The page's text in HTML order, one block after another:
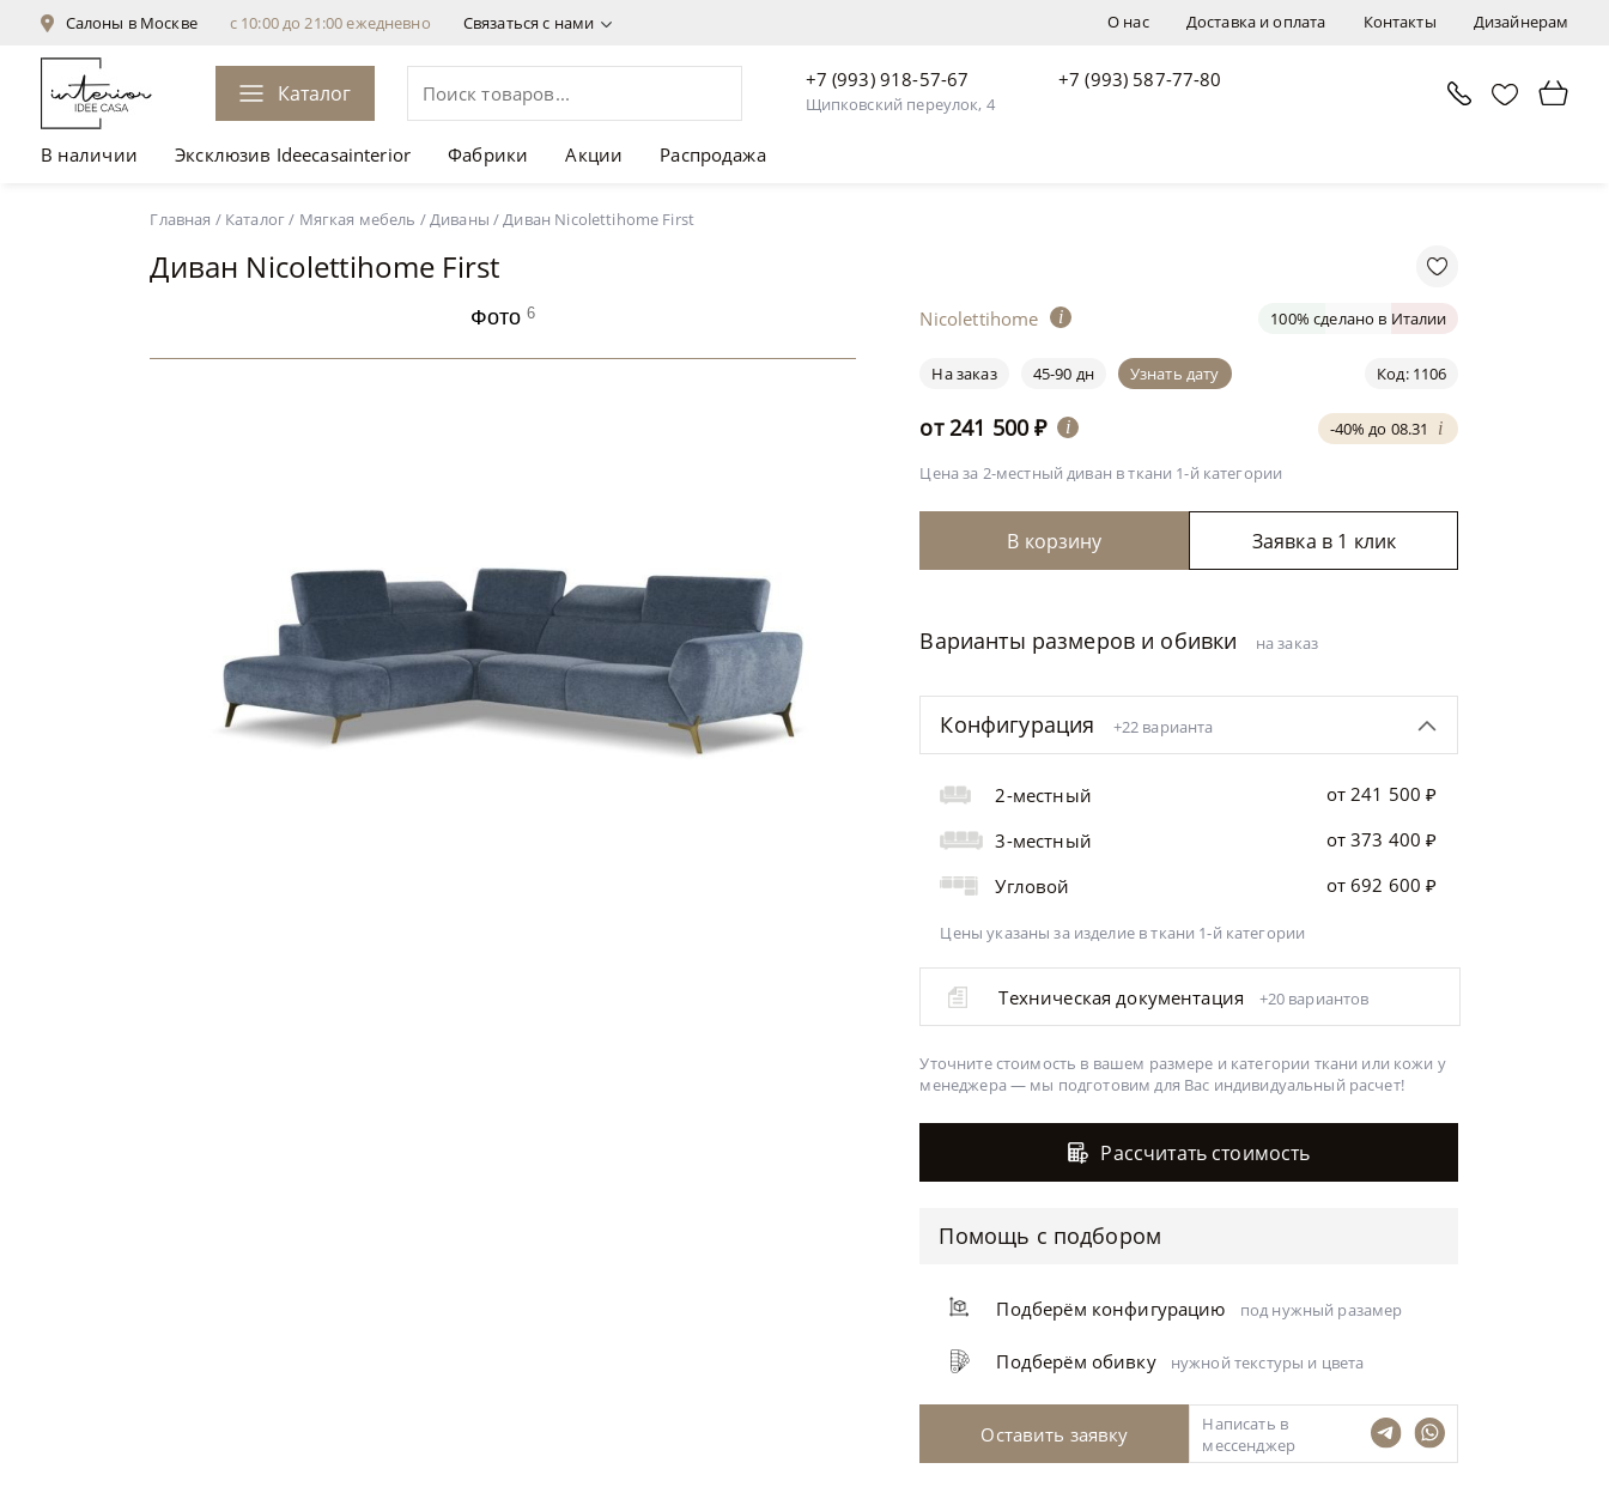
О нас Доставка и оплата Контакты Дизайнерам
Салоны в Москве с 10:00 до 21:00 ежедневно Связаться с нами
Каталог
+7 (993) 918-57-67
Щипковский переулок, 4
+7 (993) 587-77-80
В наличии Эксклюзив Ideecasainterior Фабрики Акции Распродажа
Главная / Каталог/ Мягкая мебель /Диваны /Диван Nicolettihome First
Диван Nicolettihome First
Фото6 Nicolettihome i 100% сделано в Италии
Код: 1106
На заказ 45-90 дн Узнать дату
-40% до 08.31 i
от241 500 ₽ i
Цена за 2-местный диван в ткани 1-й категории
В корзину Заявка в 1 клик
Варианты размеров и обивки на заказ
Конфигурация +22 варианта
2-местный
3-местный
Угловой
от 241 500 ₽
от 373 400 ₽
от 692 600 ₽
Цены указаны за изделие в ткани 1-й категории
Техническая документация +20 вариантов
Уточните стоимость в вашем размере и категории ткани или кожи у
менеджера — мы подготовим для Вас индивидуальный расчет!
Рассчитать стоимость
Помощь с подбором
Подберём конфигурацию под нужный разамер
Подберём обивку нужной текстуры и цвета
Оставить заявку
Написать в
мессенджер